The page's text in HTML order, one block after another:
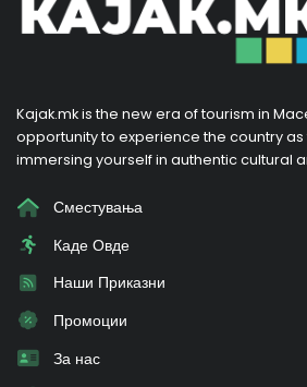
Kajak.mk is the new era of tourism in
opportunity to experience the country as
immersing yourself in authentic cultural
Сместувања
Каде Овде
Наши Приказни
Промоции
За нас